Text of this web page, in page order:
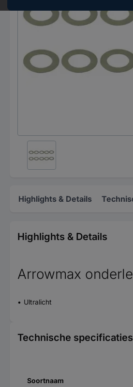
Highlights & Details
Highlights & Details
Arrowmax
Ultralicht
Technische specificaties
Soortnaam